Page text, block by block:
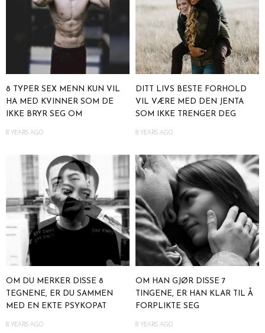
8 TYPER SEX MENN KUN VIL
HA MED KVINNER SOM DE
IKKE BRYR SEG OM
8 YEARS AGO
DITT LIVS BESTE FORHOLD
VIL VÆRE MED DEN JENTA
SOM IKKE TRENGER DEG
8 YEARS AGO
OM DU MERKER DISSE 8
TEGNENE, ER DU SAMMEN
MED EN EKTE PSYKOPAT
8 YEARS AGO
OM HAN GJØR DISSE 7
TINGENE, ER HAN KLAR TIL Å
FORPLIKTE SEG
8 YEARS AGO